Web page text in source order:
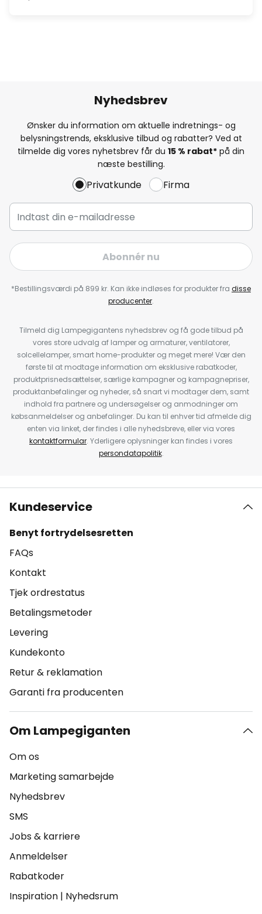
Nyhedsbrev
Ønsker du information om aktuelle indretnings- og
belysningstrends, eksklusive tilbud og rabatter? Ved at
tilmelde dig vores nyhetsbrev får du 15 % rabat* på din
næste bestilling.
Privatkunde Firma
Abonnér nu
*Bestillingsværdi på 899 kr. Kan ikke indløses for produkter fra disse
producenter.
Tilmeld dig Lampegigantens nyhedsbrev og få gode tilbud på
vores store udvalg af lamper og armaturer, ventilatorer,
solcellelamper, smart home-produkter og meget mere! Vær den
første til at modtage information om eksklusive rabatkoder,
produktprisnedsættelser, særlige kampagner og kampagnepriser,
produktanbefalinger og nyheder, så snart vi modtager dem, samt
indhold fra partnere og undersøgelser og anmodninger om
købsanmeldelser og anbefalinger. Du kan til enhver tid afmelde dig
enten via linket, der findes i alle nyhedsbreve, eller via vores
kontaktformular. Yderligere oplysninger kan findes i vores
persondatapolitik.
Kundeservice
Benyt fortrydelsesretten
FAQs
Kontakt
Tjek ordrestatus
Betalingsmetoder
Levering
Kundekonto
Retur & reklamation
Garanti fra producenten
Om Lampegiganten
Om os
Marketing samarbejde
Nyhedsbrev
SMS
Jobs & karriere
Anmeldelser
Rabatkoder
Inspiration | Nyhedsrum